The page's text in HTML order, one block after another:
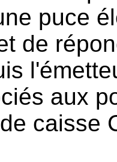
puce
de
aux
caisse